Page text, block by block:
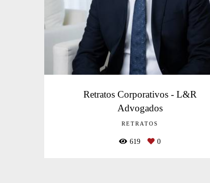
Retratos Corporativos - L&R
Advogados
RETRATOS
619 0